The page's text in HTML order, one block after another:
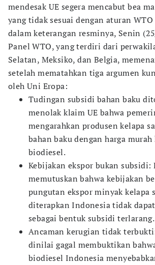
mendesak UE segera mencabut bea
yang tidak sesuai dengan aturan
dalam keterangan resminya, Senin
Panel WTO, yang terdiri dari
Selatan, Meksiko, dan Belgia,
setelah mematahkan tiga argumen
oleh Uni Eropa:
Tudingan subsidi bahan baku
menolak klaim UE bahwa
mengarahkan produsen kelapa
bahan baku dengan harga
biodiesel.
Kebijakan ekspor bukan subsidi:
memutuskan bahwa kebijakan
pungutan ekspor minyak kelapa
diterapkan Indonesia tidak
sebagai bentuk subsidi terlarang.
Ancaman kerugian tidak
dinilai gagal membuktikan
biodiesel Indonesia